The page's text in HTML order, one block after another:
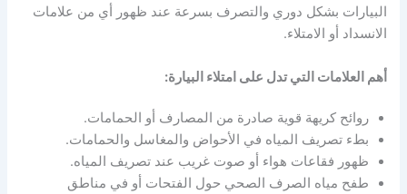
البيارات بشكل دوري والتصرف بسرعة عند ظهور أي من علامات
الانسداد أو الامتلاء.
أهم العلامات التي تدل على امتلاء البيارة:
روائح كريهة قوية صادرة من المصارف أو الحمامات.
بطء تصريف المياه في الأحواض والمغاسل والحمامات.
ظهور فقاعات هواء أو صوت غريب عند تصريف المياه.
طفح مياه الصرف الصحي حول الفتحات أو في مناطق